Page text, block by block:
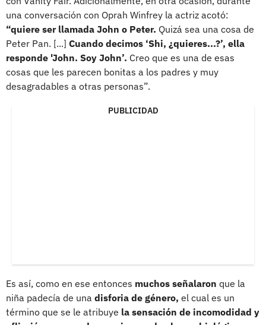
una conversación con Oprah Winfrey la actriz acotó:
“quiere ser llamada John o Peter. Quizá sea una cosa de
Peter Pan. [...] Cuando decimos ‘Shi, ¿quieres...?’, ella
responde 'John. Soy John’. Creo que es una de esas
cosas que les parecen bonitas a los padres y muy
desagradables a otras personas”.
PUBLICIDAD
Es así, como en ese entonces muchos señalaron que la
niña padecía de una disforia de género, el cual es un
término que se le atribuye la sensación de incomodidad y